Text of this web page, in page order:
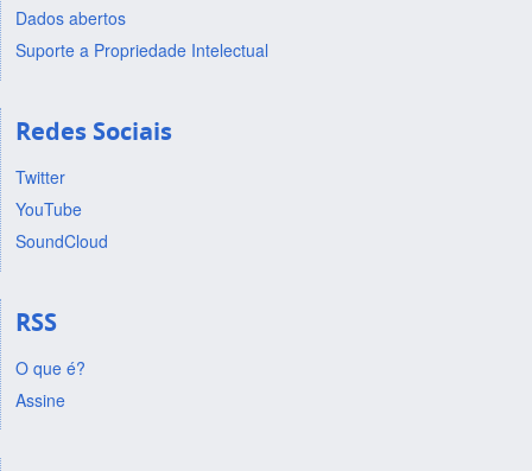
Dados abertos
Suporte a Propriedade Intelectual
Redes Sociais
Twitter
YouTube
SoundCloud
RSS
O que é?
Assine